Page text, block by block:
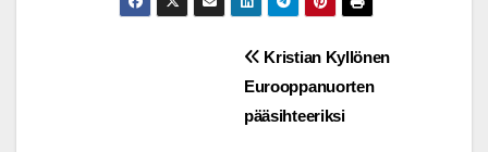
Kristian Kyllönen
Eurooppanuorten
pääsihteeriksi